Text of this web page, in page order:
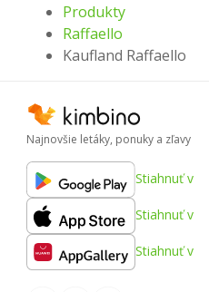
Produkty
Raffaello
Kaufland Raffaello
Najnovšie letáky, ponuky a zľavy
Stiahnuť v
Stiahnuť v
Stiahnuť v